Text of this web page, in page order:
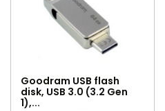
Goodram USB flash
disk, USB 3.0 (3.2 Gen
1),...